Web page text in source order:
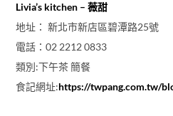
Livia’s kitchen – 薇甜
地址： 新北市新店區碧潭路25號
電話：02 2212 0833
類別:下午茶 簡餐
食記網址:https://twpang.com.tw/